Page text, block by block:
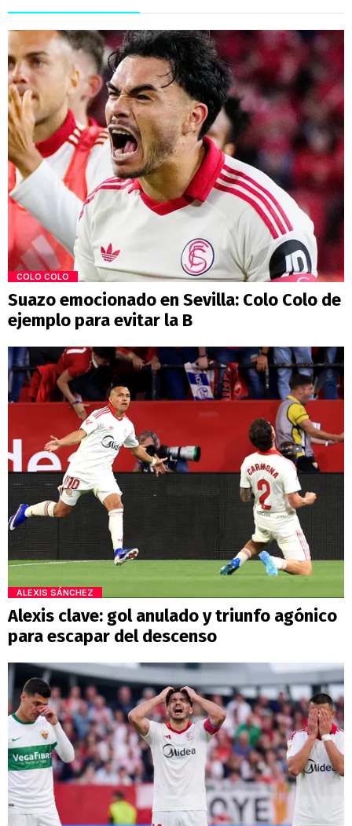
COLO COLO
Suazo emocionado en Sevilla: Colo Colo de
ejemplo para evitar la B
ALEXIS SÁNCHEZ
Alexis clave: gol anulado y triunfo agónico
para escapar del descenso